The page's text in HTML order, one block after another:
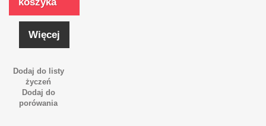
Więcej
Dodaj do listy
życzeń
Dodaj do
porówania